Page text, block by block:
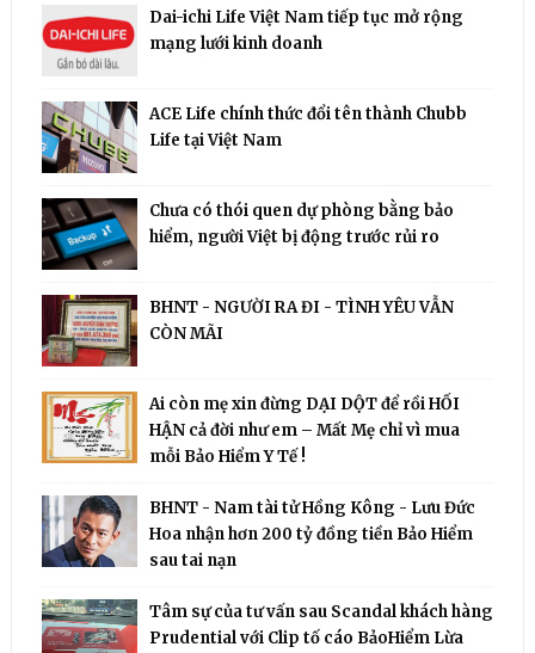
Dai-ichi Life Việt Nam tiếp tục mở rộng
mạng lưới kinh doanh
ACE Life chính thức đổi tên thành Chubb
Life tại Việt Nam
Chưa có thói quen dự phòng bằng bảo
hiểm, người Việt bị động trước rủi ro
BHNT - NGƯỜI RA ĐI - TÌNH YÊU VẪN
CÒN MÃI
Ai còn mẹ xin đừng DẠI DỘT để rồi HỐI
HẬN cả đời như em – Mất Mẹ chỉ vì mua
mỗi Bảo Hiểm Y Tế !
BHNT - Nam tài tử Hồng Kông - Lưu Đức
Hoa nhận hơn 200 tỷ đồng tiền Bảo Hiểm
sau tai nạn
Tâm sự của tư vấn sau Scandal khách hàng
Prudential với Clip tố cáo BảoHiểm Lừa